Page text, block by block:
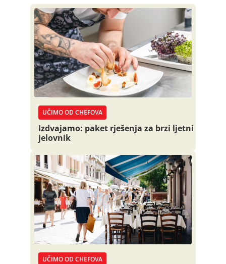
UČIMO OD CHEFOVA
Izdvajamo: paket rješenja za brzi ljetni
jelovnik
UČIMO OD CHEFOVA